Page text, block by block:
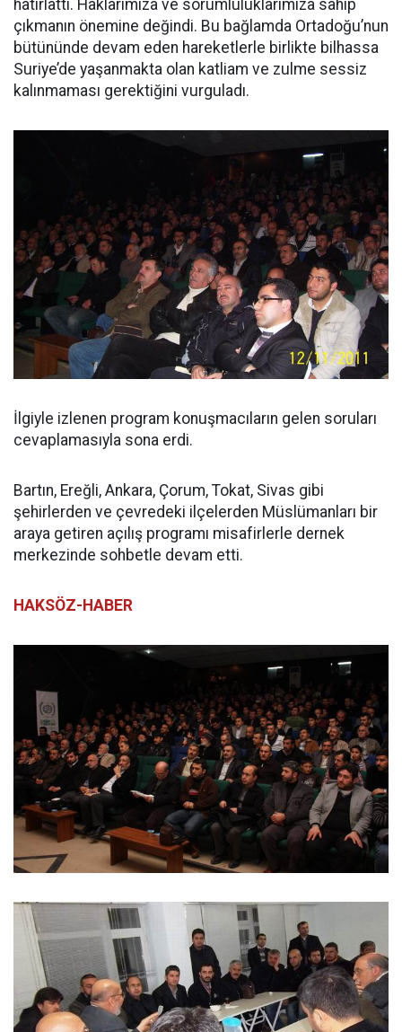
hatırlattı. Haklarımıza ve sorumluluklarımıza sahip
çıkmanın önemine değindi. Bu bağlamda Ortadoğu’nun
bütününde devam eden hareketlerle birlikte bilhassa
Suriye’de yaşanmakta olan katliam ve zulme sessiz
kalınmaması gerektiğini vurguladı.
İlgiyle izlenen program konuşmacıların gelen soruları
cevaplamasıyla sona erdi.
Bartın, Ereğli, Ankara, Çorum, Tokat, Sivas gibi
şehirlerden ve çevredeki ilçelerden Müslümanları bir
araya getiren açılış programı misafirlerle dernek
merkezinde sohbetle devam etti.
HAKSÖZ-HABER